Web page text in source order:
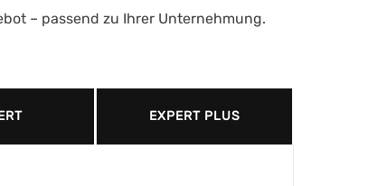
– passend zu Ihrer Unternehmung.
EXPERT PLUS